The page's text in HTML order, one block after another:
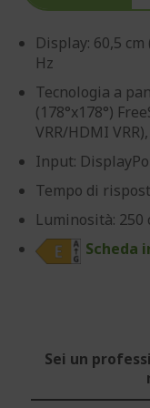
Display: 60,5
Hz
Tecnologia a
(178°x178°)
VRR/HDMI
Input:
Tempo di
Luminosità: 250
Scheda
Sei un